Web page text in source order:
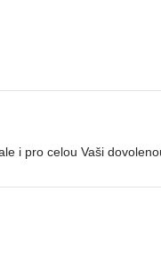
i pro celou Vaši